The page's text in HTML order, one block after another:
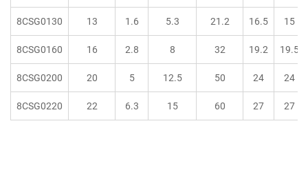
8CSG0130 13 1.6 5.3 21.2 16.5 15
8CSG0160 16 2.8 8 32 19.2 19.5
8CSG0200 20 5 12.5 50 24 24
8CSG0220 22 6.3 15 60 27 27